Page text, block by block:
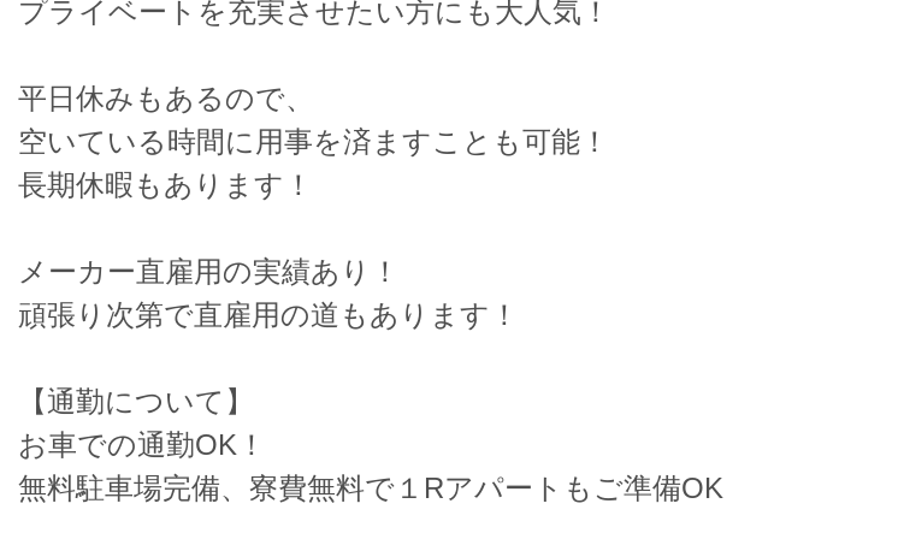
プライベートを充実させたい方にも大人気！
平日休みもあるので、
空いている時間に用事を済ますことも可能！
長期休暇もあります！
メーカー直雇用の実績あり！
頑張り次第で直雇用の道もあります！
【通勤について】
お車での通勤OK！
無料駐車場完備、寮費無料で１Rアパートもご準備OK